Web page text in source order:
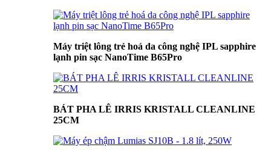
Máy triệt lông trẻ hoá da công nghệ IPL sapphire
lạnh pin sạc NanoTime B65Pro
BÁT PHA LÊ IRRIS KRISTALL CLEANLINE
25CM